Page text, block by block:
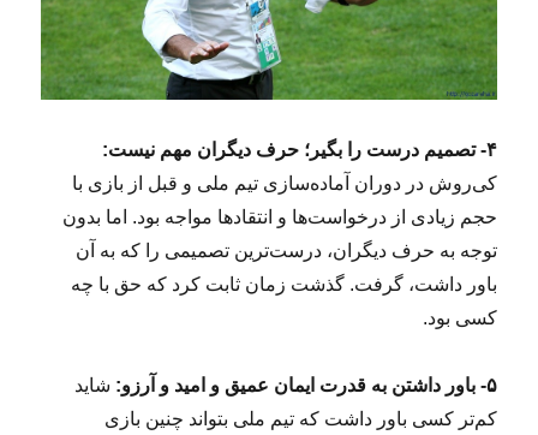
۴- تصمیم درست را بگیر؛ حرف دیگران مهم نیست:
کی‌روش در دوران آماده‌سازی تیم ملی و قبل از بازی با
حجم زیادی از درخواست‌ها و انتقادها مواجه بود. اما بدون
توجه به حرف دیگران، درست‌ترین تصمیمی را که به آن
باور داشت، گرفت. گذشت زمان ثابت کرد که حق با چه
کسی بود.
۵- باور داشتن به قدرت ایمان عمیق و امید و آرزو:
شاید
کم‌تر کسی باور داشت که تیم‌ ملی بتواند چنین بازی